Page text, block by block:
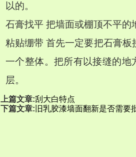
以的。
石膏找平 把墙面或棚顶不平
粘贴绷带 首先一定要把石膏
一个整体。把所有以接缝的
层。
上篇文章:刮大白特点
下篇文章: 旧乳胶漆墙面翻新是否需要